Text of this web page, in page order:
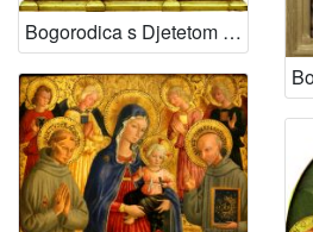
Bogorodica s Djetetom i svetima Ambrozijem i Augustinom